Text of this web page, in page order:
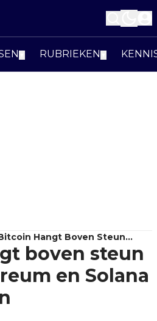
RUBRIEKEN
Hangt Boven Steun
Terwijl Ethereum En Solana
Ogen
boven steun
en Solana